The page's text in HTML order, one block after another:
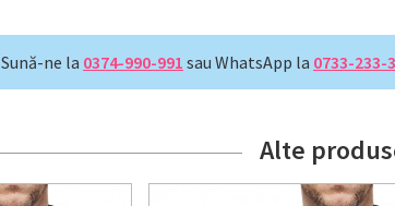
Sună-ne la 0374-990-991 sau WhatsApp la 0733-233-
Alte